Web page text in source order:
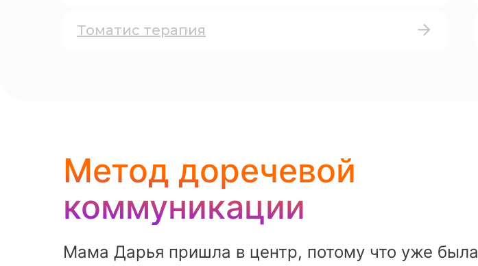
Томатис терапия
Метод доречевой
коммуникации
Мама Дарья пришла в центр, потому что уже была